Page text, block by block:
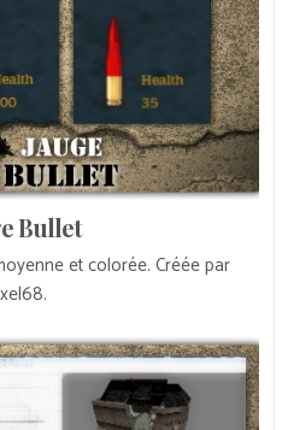
Bullet
et colorée. Créée par